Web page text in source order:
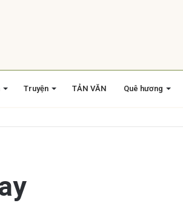
Truyện TẢN VĂN Quê hương